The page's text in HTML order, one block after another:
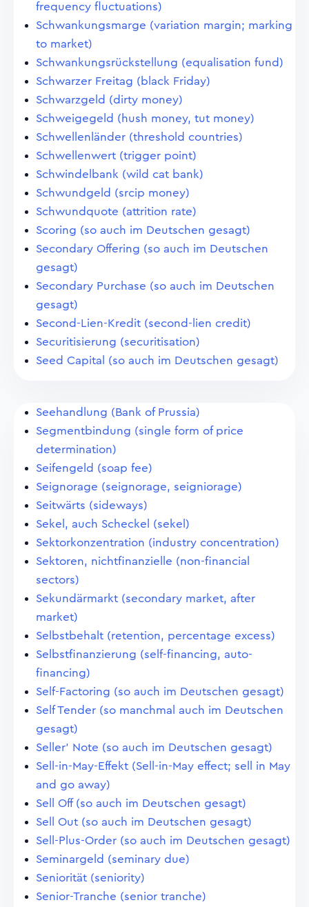
frequency fluctuations)
Schwankungsmarge (variation margin; marking
to market)
Schwankungsrückstellung (equalisation fund)
Schwarzer Freitag (black Friday)
Schwarzgeld (dirty money)
Schweigegeld (hush money, tut money)
Schwellenländer (threshold countries)
Schwellenwert (trigger point)
Schwindelbank (wild cat bank)
Schwundgeld (srcip money)
Schwundquote (attrition rate)
Scoring (so auch im Deutschen gesagt)
Secondary Offering (so auch im Deutschen
gesagt)
Secondary Purchase (so auch im Deutschen
gesagt)
Second-Lien-Kredit (second-lien credit)
Securitisierung (securitisation)
Seed Capital (so auch im Deutschen gesagt)
Seehandlung (Bank of Prussia)
Segmentbindung (single form of price
determination)
Seifengeld (soap fee)
Seignorage (seignorage, seigniorage)
Seitwärts (sideways)
Sekel, auch Scheckel (sekel)
Sektorkonzentration (industry concentration)
Sektoren, nichtfinanzielle (non-financial
sectors)
Sekundärmarkt (secondary market, after
market)
Selbstbehalt (retention, percentage excess)
Selbstfinanzierung (self-financing, auto-
financing)
Self-Factoring (so auch im Deutschen gesagt)
Self Tender (so manchmal auch im Deutschen
gesagt)
Seller' Note (so auch im Deutschen gesagt)
Sell-in-May-Effekt (Sell-in-May effect; sell in May
and go away)
Sell Off (so auch im Deutschen gesagt)
Sell Out (so auch im Deutschen gesagt)
Sell-Plus-Order (so auch im Deutschen gesagt)
Seminargeld (seminary due)
Seniorität (seniority)
Senior-Tranche (senior tranche)